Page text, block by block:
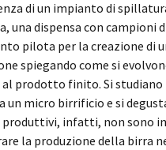
di un impianto di
dispensa con campioni
pilota per la creazione di
spiegando come si
prodotto finito. Si
un micro birrificio e si
infatti, non sono
la produzione della birra